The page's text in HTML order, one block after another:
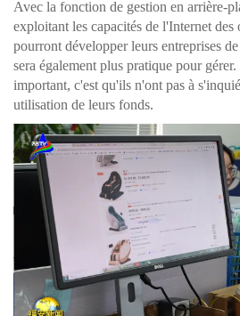
Avec la fonction de gestion en arrière-
exploitant les capacités de l'Internet
pourront développer leurs entreprises
sera également plus pratique pour
important, c'est qu'ils n'ont pas à
utilisation de leurs fonds.